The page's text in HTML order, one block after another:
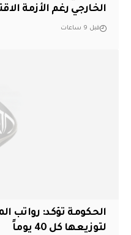
الخارجي رغم الأزمة
قبل 9 ساعات
الحكومة تؤكد: رواتب
لتوزيعها كل 40 يوماً